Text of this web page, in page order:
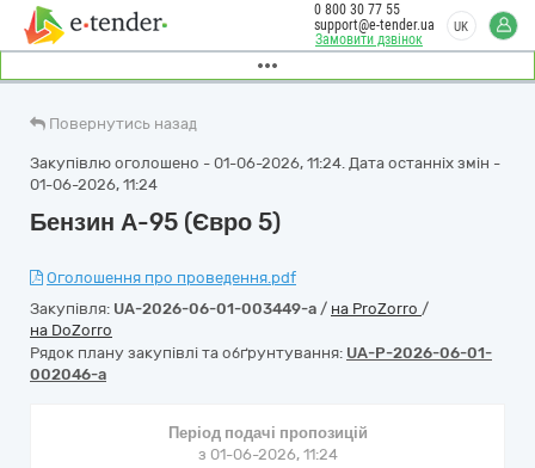
Замовити дзвінок
0 800 30 77 55
support@e-tender.ua
UK
Повернутись назад
Закупівлю оголошено - 01-06-2026, 11:24. Дата останніх змін -
01-06-2026, 11:24
Бензин А-95 (Євро 5)
Оголошення про проведення.pdf
Закупівля: UA-2026-06-01-003449-a / на ProZorro /
на DoZorro
Рядок плану закупівлі та обґрунтування: UA-P-2026-06-01-
002046-a
Період подачі пропозицій
з 01-06-2026, 11:24